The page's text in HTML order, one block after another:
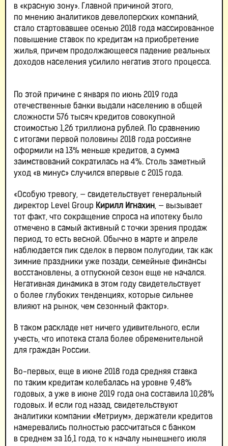
в «красную зону». Главной причиной этого,
по мнению аналитиков девелоперских компаний,
стало стартовавшее осенью 2018 года массированное
повышение ставок по кредитам на приобретение
жилья, причем продолжающееся падение реальных
доходов населения усилило негатив этого процесса.
По этой причине с января по июнь 2019 года
отечественные банки выдали населению в общей
сложности 576 тысяч кредитов совокупной
стоимостью 1,26 триллиона рублей. По сравнению
с итогами первой половины 2018 года россияне
оформили на 13% меньше кредитов, а сумма
заимствований сократилась на 4%. Столь заметный
уход «в минус» случился впервые с 2015 года.
«Особую тревогу, — свидетельствует генеральный
директор Level Group Кирилл Игнахин, — вызывает
тот факт, что сокращение спроса на ипотеку было
отмечено в самый активный с точки зрения продаж
период, то есть весной. Обычно в марте и апреле
наблюдается пик сделок в первом полугодии, так как
зимние праздники уже позади, семейные финансы
восстановлены, а отпускной сезон еще не начался.
Негативная динамика в этом году свидетельствует
о более глубоких тенденциях, которые сильнее
влияют на рынок, чем сезонный фактор».
В таком раскладе нет ничего удивительного, если
учесть, что ипотека стала более обременительной
для граждан России.
Во-первых, еще в июне 2018 года средняя ставка
по таким кредитам колебалась на уровне 9,48%
годовых, а уже в июне 2019 года она составила 10,28%
годовых. И если год назад, свидетельствуют
аналитики компании «Метриум», держатели кредитов
намеревались полностью рассчитаться с банком
в среднем за 16,1 года, то к началу нынешнего июля